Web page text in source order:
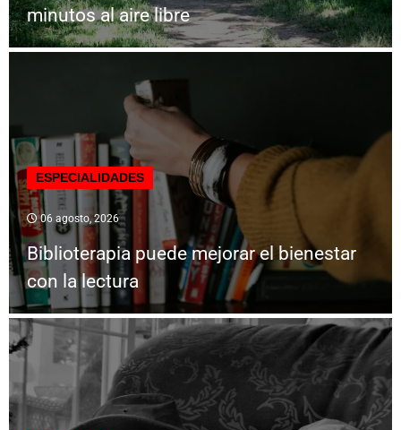
minutos al aire libre
ESPECIALIDADES
06 agosto, 2026
Biblioterapia puede mejorar el bienestar
con la lectura